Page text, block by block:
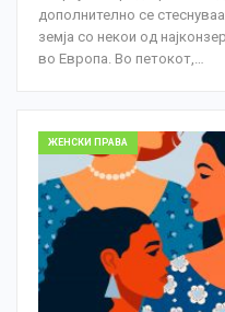
дополнително се
земја со некои од
во Европа. Во петокот,…
ЖЕНСКИ ПРАВА